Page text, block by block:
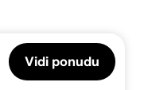
Vidi ponudu